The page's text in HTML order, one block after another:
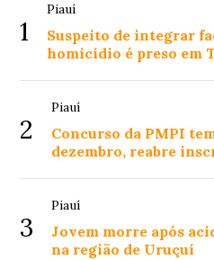
1
Piauí
Suspeito de integrar
homicídio é preso em
2
Piauí
Concurso da PMPI
dezembro, reabre
3
Piauí
Jovem morre após
na região de Uruçuí